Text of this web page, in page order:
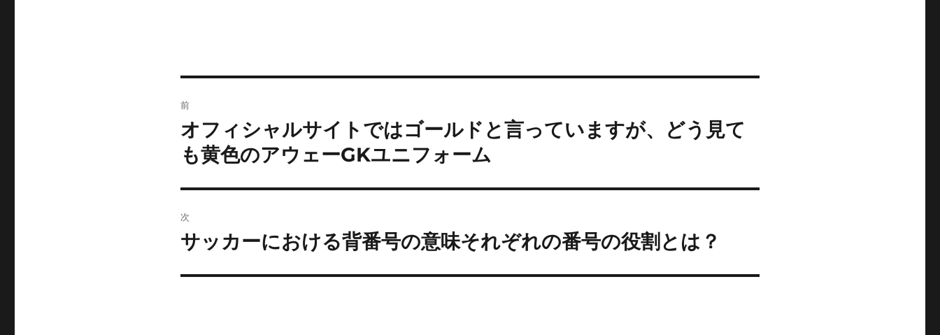
稿
ナ
ゲ
ー
前
前
の
投
稿:
オフィシャルサイトではゴールドと言っていますが、どう見て
も黄色のアウェーGKユニフォーム
次
次
投
サッカーにおける背番号の意味それぞれの番号の役割とは？